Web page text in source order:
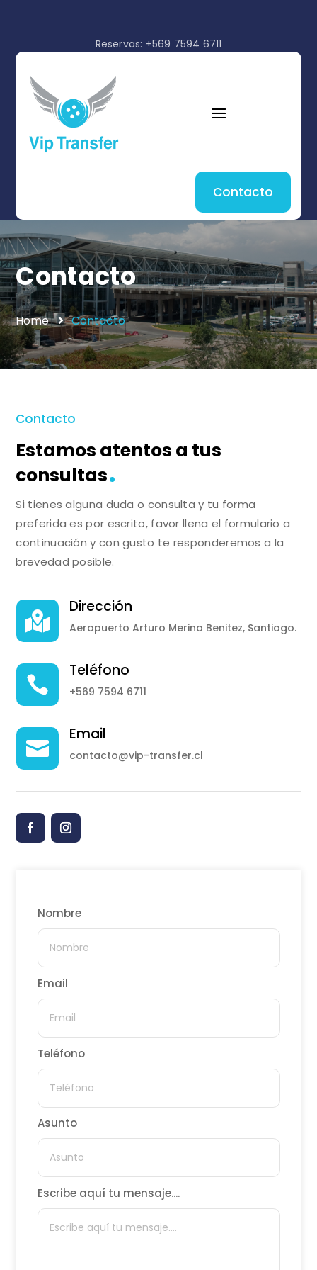
Reservas: +569 7594 6711
Contacto
Contacto
Home Contacto
Contacto
Estamos atentos a tus
consultas
Si tienes alguna duda o consulta y tu forma
preferida es por escrito, favor llena el formulario a
continuación y con gusto te responderemos a la
brevedad posible.

Dirección
Aeropuerto Arturo Merino Benitez, Santiago.

Teléfono
+569 7594 6711

Email
contacto@vip-transfer.cl
Nombre
Email
Teléfono
Asunto
Escribe aquí tu mensaje....